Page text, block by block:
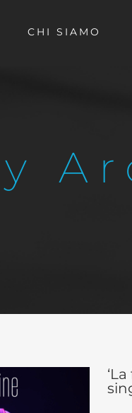
CHI SIAMO